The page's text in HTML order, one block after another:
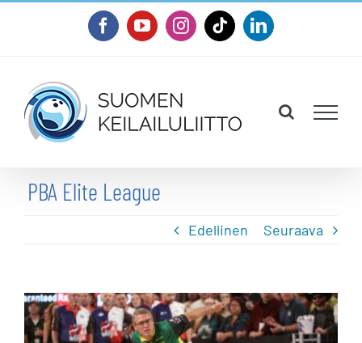
FacebookYouTubeInstagram
TiktokLinkedIn
PBA Elite League
Edellinen Seuraava
Katso
kuvaa